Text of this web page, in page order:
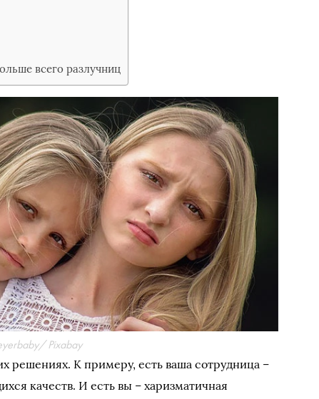
всего разлучниц
Pixabay
решениях. К примеру, есть ваша сотрудница –
качеств. И есть вы – харизматичная